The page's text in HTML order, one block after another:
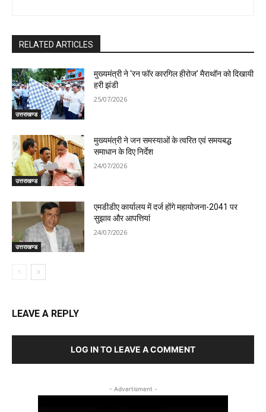
RELATED ARTICLES
उत्तराखण्ड
मुख्यमंत्री ने ‘रन फॉर कारगिल हीरोज’ मैराथॉन को दिखायी
हरी झंडी
25/07/2026
उत्तराखण्ड
मुख्यमंत्री ने जन समस्याओं के त्वरित एवं समयबद्ध
समाधान के दिए निर्देश
24/07/2026
उत्तराखण्ड
एमडीडीए कार्यालय में दर्ज होंगे महायोजना-2041 पर
सुझाव और आपत्तियां
24/07/2026
LEAVE A REPLY
LOG IN TO LEAVE A COMMENT
- Advertisment -